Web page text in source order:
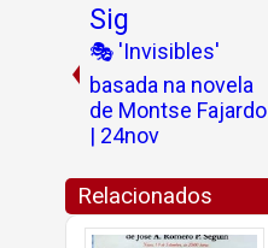
Sig
🎭 'Invisibles'
basada na novela
de Montse Fajardo
| 24nov
Relacionados